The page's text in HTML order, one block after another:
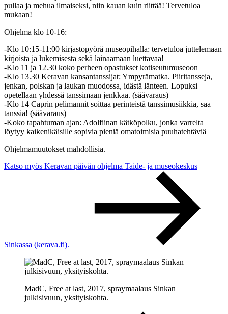
pullaa ja mehua ilmaiseksi, niin kauan kuin riittää! Tervetuloa
mukaan!
Ohjelma klo 10-16:
-Klo 10:15-11:00 kirjastopyörä museopihalla: tervetuloa juttelemaan
kirjoista ja lukemisesta sekä lainaamaan luettavaa!
-Klo 11 ja 12.30 koko perheen opastukset kotiseutumuseoon
-Klo 13.30 Keravan kansantanssijat: Ympyrämatka. Piiritansseja,
jenkan, polskan ja laukan muodossa, idästä länteen. Lopuksi
opetellaan yhdessä tanssimaan jenkkaa. (säävaraus)
-Klo 14 Caprin pelimannit soittaa perinteistä tanssimusiikkia, saa
tanssia! (säävaraus)
-Koko tapahtuman ajan: Adolfiinan kätköpolku, jonka varrelta
löytyy kaikenikäisille sopivia pieniä omatoimisia puuhatehtäviä
Ohjelmamuutokset mahdollisia.
Katso myös Keravan päivän ohjelma Taide- ja museokeskus
Sinkassa (kerava.fi).
MadC, Free at last, 2017, spraymaalaus Sinkan
julkisivuun, yksityiskohta.